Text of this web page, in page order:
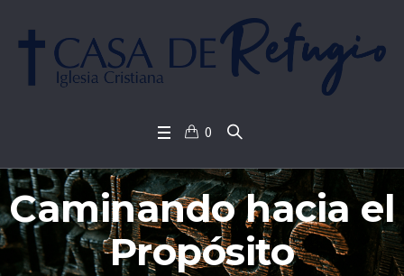
0
Caminando hacia el
Propósito